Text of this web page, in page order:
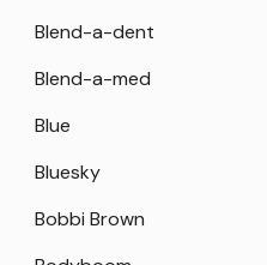
Blend-a-dent
Blend-a-med
Blue
Bluesky
Bobbi Brown